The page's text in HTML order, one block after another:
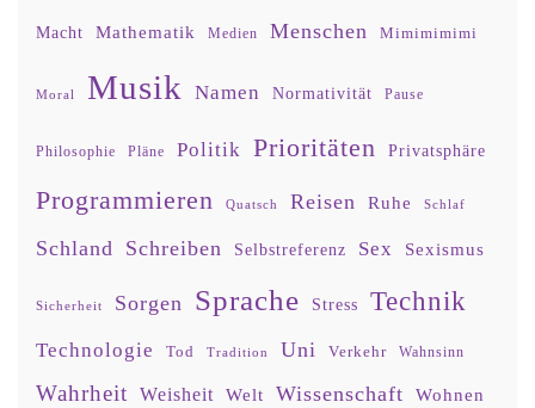
Macht Mathematik Medien Menschen Mimimimimi
Moral Musik Namen Normativität Pause
Philosophie Pläne Politik Prioritäten Privatsphäre
Programmieren Quatsch Reisen Ruhe Schlaf
Schland Schreiben Selbstreferenz Sex Sexismus
Sicherheit Sorgen Sprache Stress Technik
Technologie Tod Tradition Uni Verkehr Wahnsinn
Wahrheit Weisheit Welt Wissenschaft Wohnen